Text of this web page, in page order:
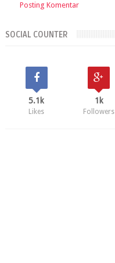
Posting Komentar
SOCIAL COUNTER
5.1k
Likes
1k
Followers